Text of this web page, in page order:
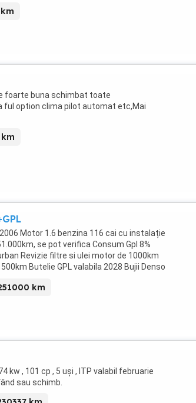
foarte buna schimbat toate
ful option clima pilot automat etc,Mai
Motor 1.6 benzina 116 cai cu instalație
se pot verifica Consum Gpl 8%
Revizie filtre si ulei motor de 1000km
Butelie GPL valabila 2028 Bujii Denso
km
kw , 101 cp , 5 uși , ITP valabil februarie
sau schimb.